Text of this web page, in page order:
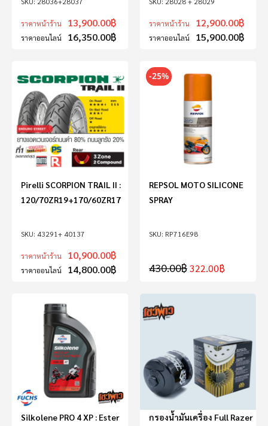
ราคาหน้าร้าน 13,900.00฿
ราคาออนไลน์ 16,350.00฿
ราคาหน้าร้าน 12,900.00฿
ราคาออนไลน์ 15,900.00฿
43291+ 40137
Pirelli SCORPION TRAIL II :
120/70ZR19+170/60ZR17
ราคาหน้าร้าน 10,900.00฿
ราคาออนไลน์ 14,800.00฿
-25%
RP716E98
REPSOL MOTO SILICONE
SPRAY
430.00฿322.00฿
Silkolene PRO 4 XP : Ester
กรองน้ำมันเครื่อง Full Razer